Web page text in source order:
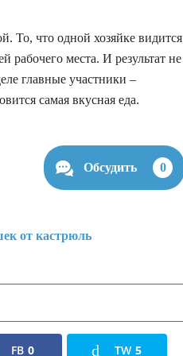
То, что одной хозяйке видится
рабочего места. И результат не
главные участники –
самая вкусная еда.
Обсудить 0
FB 0 TW 5